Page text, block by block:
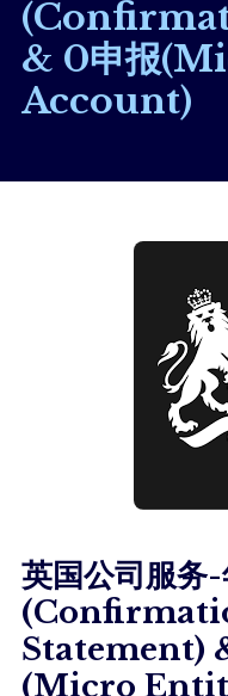
& 0申报
Account)
英国公司服务
Statement)
(Micro